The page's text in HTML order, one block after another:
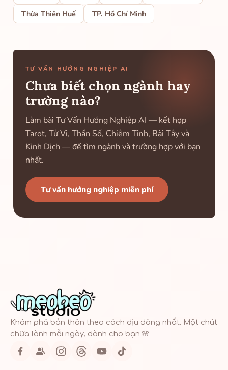
Thừa Thiên Huế
TP. Hồ Chí Minh
TƯ VẤN HƯỚNG NGHIỆP AI
Chưa biết chọn ngành hay
trường nào?
Làm bài Tư Vấn Hướng Nghiệp AI — kết hợp
Tarot, Tử Vi, Thần Số, Chiêm Tinh, Bài Tây và
Kinh Dịch — để tìm ngành và trường hợp với bạn
nhất.
Tư vấn hướng nghiệp miễn phí
Khám phá bản thân theo cách dịu dàng nhất. Một chút
chữa lành mỗi ngày, dành cho bạn 🌸